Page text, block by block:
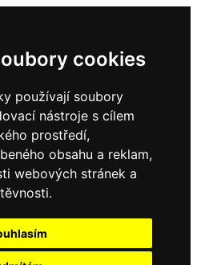
cookies
používají soubory
nástroje s cílem
prostředí,
obsahu a reklam,
webových stránek a